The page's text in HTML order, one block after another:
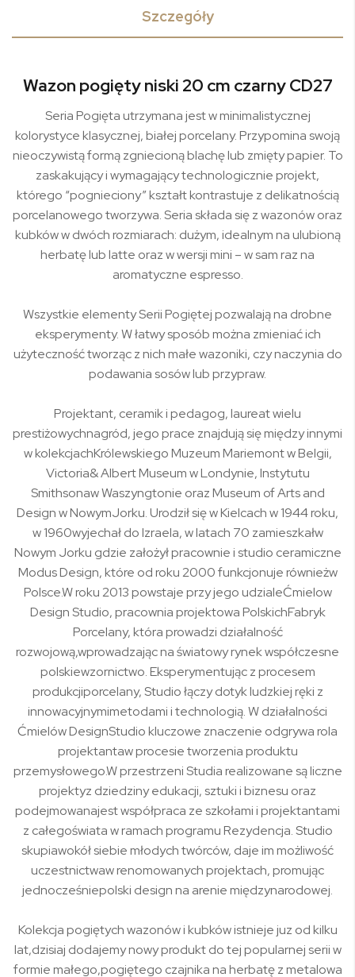
Szczegóły
Wazon pogięty niski 20 cm czarny CD27
Seria Pogięta utrzymana jest w minimalistycznej
kolorystyce klasycznej, białej porcelany. Przypomina swoją
nieoczywistą formą zgniecioną blachę lub zmięty papier. To
zaskakujący i wymagający technologicznie projekt,
którego “pognieciony” kształt kontrastuje z delikatnością
porcelanowego tworzywa. Seria składa się z wazonów oraz
kubków w dwóch rozmiarach: dużym, idealnym na ulubioną
herbatę lub latte oraz w wersji mini – w sam raz na
aromatyczne espresso.
Wszystkie elementy Serii Pogiętej pozwalają na drobne
eksperymenty. W łatwy sposób można zmieniać ich
użyteczność tworząc z nich małe wazoniki, czy naczynia do
podawania sosów lub przypraw.
Projektant, ceramik i pedagog, laureat wielu
prestiżowychnagród, jego prace znajdują się między innymi
w kolekcjachKrólewskiego Muzeum Mariemont w Belgii,
Victoria& Albert Museum w Londynie, Instytutu
Smithsonaw Waszyngtonie oraz Museum of Arts and
Design w NowymJorku. Urodził się w Kielcach w 1944 roku,
w 1960wyjechał do Izraela, w latach 70 zamieszkałw
Nowym Jorku gdzie założył pracownie i studio ceramiczne
Modus Design, które od roku 2000 funkcjonuje równieżw
Polsce.W roku 2013 powstaje przy jego udzialeĆmielow
Design Studio, pracownia projektowa PolskichFabryk
Porcelany, która prowadzi działalność
rozwojową,wprowadzając na światowy rynek współczesne
polskiewzornictwo. Eksperymentując z procesem
produkcjiporcelany, Studio łączy dotyk ludzkiej ręki z
innowacyjnymimetodami i technologią. W działalności
Ćmielów DesignStudio kluczowe znaczenie odgrywa rola
projektantaw procesie tworzenia produktu
przemysłowego.W przestrzeni Studia realizowane są liczne
projektyz dziedziny edukacji, sztuki i biznesu oraz
podejmowanajest współpraca ze szkołami i projektantami
z całegoświata w ramach programu Rezydencja. Studio
skupiawokół siebie młodych twórców, daje im możliwość
uczestnictwaw renomowanych projektach, promując
jednocześniepolski design na arenie międzynarodowej.
Kolekcja pogiętych wazonów i kubków istnieje juz od kilku
lat,dzisiaj dodajemy nowy produkt do tej popularnej serii w
formie małego,pogiętego czajnika na herbatę z metalowa